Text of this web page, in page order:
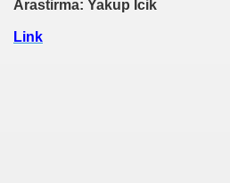
Arastirma: Yakup Icik
Link